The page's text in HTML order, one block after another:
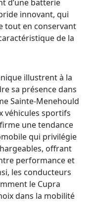
d’une batterie
innovant, qui
tout en conservant
de la
illustrent à la
sa présence dans
Sainte-Menehould
véhicules sportifs
une tendance
qui privilégie
offrant
performance et
les conducteurs
le Cupra
dans la mobilité